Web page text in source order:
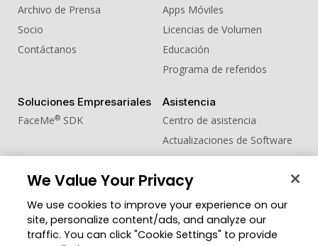
Archivo de Prensa
Socio
Contáctanos
Apps Móviles
Licencias de Volumen
Educación
Programa de referidos
Soluciones Empresariales
FaceMe® SDK
Asistencia
Centro de asistencia
Actualizaciones de Software
Centro de Aprendizaje
Zona de Miembros
Blog
Cambiar región
We Value Your Privacy
We use cookies to improve your experience on our
site, personalize content/ads, and analyze our
traffic. You can click "Cookie Settings" to provide